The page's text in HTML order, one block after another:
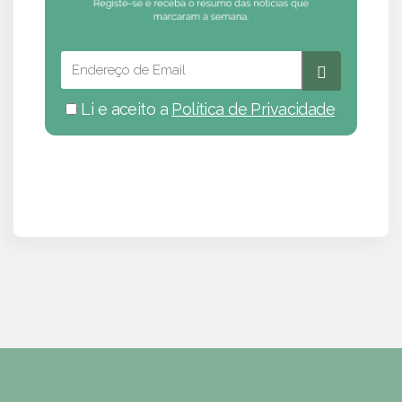
Li e aceito a Política de Privacidade